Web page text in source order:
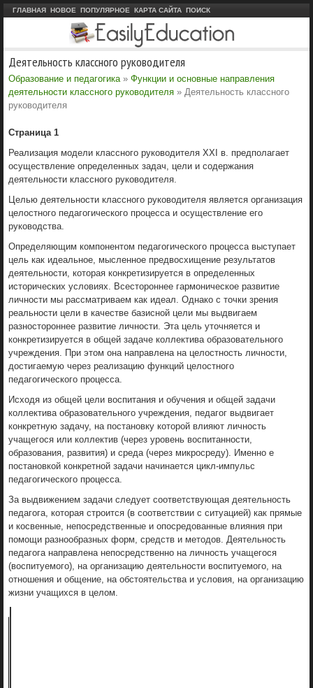
ГЛАВНАЯ НОВОЕ ПОПУЛЯРНОЕ КАРТА САЙТА ПОИСК
Деятельность классного руководителя
Образование и педагогика » Функции и основные направления
деятельности классного руководителя » Деятельность классного
руководителя
Страница 1
Реализация модели классного руководителя XXI в. предполагает
осуществление определенных задач, цели и содержания
деятельности классного руководителя.
Целью деятельности классного руководителя является организация
целостного педагогического процесса и осуществление его
руководства.
Определяющим компонентом педагогического процесса выступает
цель как идеальное, мысленное предвосхищение результатов
деятельности, которая конкретизируется в определенных
исторических условиях. Всестороннее гармоническое развитие
личности мы рассматриваем как идеал. Однако с точки зрения
реальности цели в качестве базисной цели мы выдвигаем
разностороннее развитие личности. Эта цель уточняется и
конкретизируется в общей задаче коллектива образовательного
учреждения. При этом она направлена на целостность личности,
достигаемую через реализацию функций целостного
педагогического процесса.
Исходя из общей цели воспитания и обучения и общей задачи
коллектива образовательного учреждения, педагог выдвигает
конкретную задачу, на постановку которой влияют личность
учащегося или коллектив (через уровень воспитанности,
образования, развития) и среда (через микросреду). Именно е
постановкой конкретной задачи начинается цикл-импульс
педагогического процесса.
За выдвижением задачи следует соответствующая деятельность
педагога, которая строится (в соответствии с ситуацией) как прямые
и косвенные, непосредственные и опосредованные влияния при
помощи разнообразных форм, средств и методов. Деятельность
педагога направлена непосредственно на личность учащегося
(воспитуемого), на организацию деятельности воспитуемого, на
отношения и общение, на обстоятельства и условия, на организацию
жизни учащихся в целом.